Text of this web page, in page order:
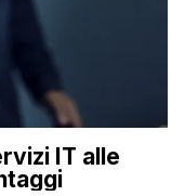
IT alle